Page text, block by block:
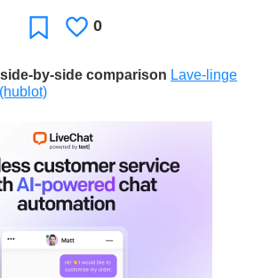
Favoritos
Le
0
by-side comparison Lave-linge